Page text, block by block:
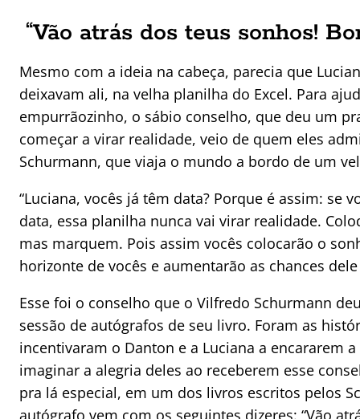
“Vão atrás dos teus sonhos!
Mesmo com a ideia na cabeça, parecia que
deixavam ali, na velha planilha do Excel. Para
empurrãozinho, o sábio conselho, que deu um
começar a virar realidade, veio de quem eles
Schurmann, que viaja o mundo a bordo de um
“Luciana, vocês já têm data? Porque é assim: se
data, essa planilha nunca vai virar realidade.
mas marquem. Pois assim vocês colocarão o
horizonte de vocês e aumentarão as chances dele
Esse foi o conselho que o Vilfredo Schurmann
sessão de autógrafos de seu livro. Foram as
incentivaram o Danton e a Luciana a encararem
imaginar a alegria deles ao receberem esse
pra lá especial, em um dos livros escritos pelos